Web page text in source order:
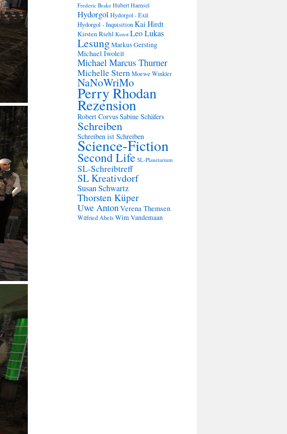
Frederic Brake Hubert Haensel
Hydorgol Hydorgol - Exil
Hydorgol - InquisitionKai Hirdt
Kirsten Riehl Kunst Leo Lukas
LesungMarkus Gersting
Michael Iwoleit
Michael Marcus Thurner
Michelle SternMoewe Winkler
NaNoWriMo
Perry Rhodan
Rezension
Robert CorvusSabine Schäfers
Schreiben
Schreiben ist Schreiben
Science-Fiction
Second Life SL-Planetarium
SL-Schreibtreff
SL Kreativdorf
Susan Schwartz
Thorsten Küper
Uwe AntonVerena Themsen
Wilfried AbelsWim Vandemaan